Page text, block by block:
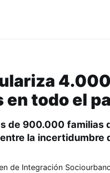
4.000
todo el
de 900.000 familias
la incertidumbre
de Integración